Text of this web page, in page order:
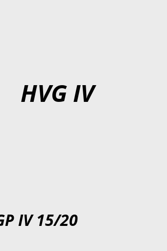
HVG IV
IV 15/20